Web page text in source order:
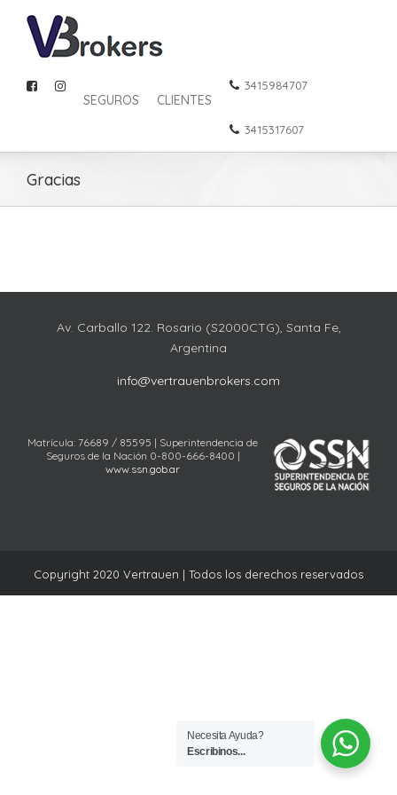
SEGUROS CLIENTES
3415984707
3415317607
Gracias
Av. Carballo 122. Rosario (S2000CTG), Santa Fe,
Argentina
info@vertrauenbrokers.com
Matrícula: 76689 / 85595 | Superintendencia de
Seguros de la Nación 0-800-666-8400 |
www.ssn.gob.ar
Copyright 2020 Vertrauen | Todos los derechos reservados
Necesita Ayuda?
Escribinos...